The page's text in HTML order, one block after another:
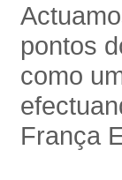
pontos
como
França